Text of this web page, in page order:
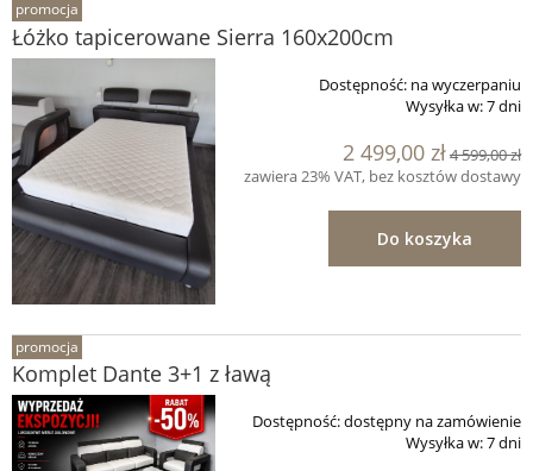
Łóżko tapicerowane Sierra 160x200cm
Dostępność: na wyczerpaniu
Wysyłka w:7 dni
2 499,00 zł4 599,00 zł
zawiera 23% VAT, bez kosztów dostawy
Do koszyka
promocja
Komplet Dante 3+1 z ławą
Dostępność:dostępny na zamówienie
Wysyłka w:7 dni
promocja